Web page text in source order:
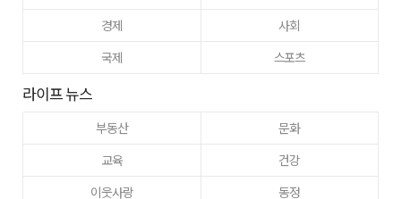
경제
사회
국제
스포츠
라이프 뉴스
부동산
문화
교육
건강
이웃사랑
동정